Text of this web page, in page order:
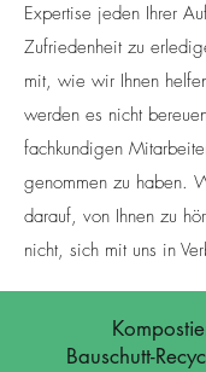
Expertise jeden Ihrer
Zufriedenheit zu
mit, wie wir Ihnen
werden es nicht
fachkundigen
genommen zu haben.
darauf, von Ihnen zu
nicht, sich mit uns in
Bauschutt-